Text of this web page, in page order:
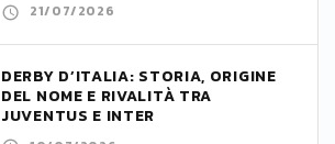
21/07/2026
DERBY D’ITALIA: STORIA, ORIGINE
DEL NOME E RIVALITÀ TRA
JUVENTUS E INTER